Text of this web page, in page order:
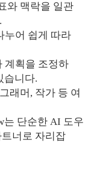
와 맥락을 일관
누어 쉽게 따라
계획을 조정하
습니다.
래머, 작가 등 여
는 단순한 AI 도우
너로 자리잡